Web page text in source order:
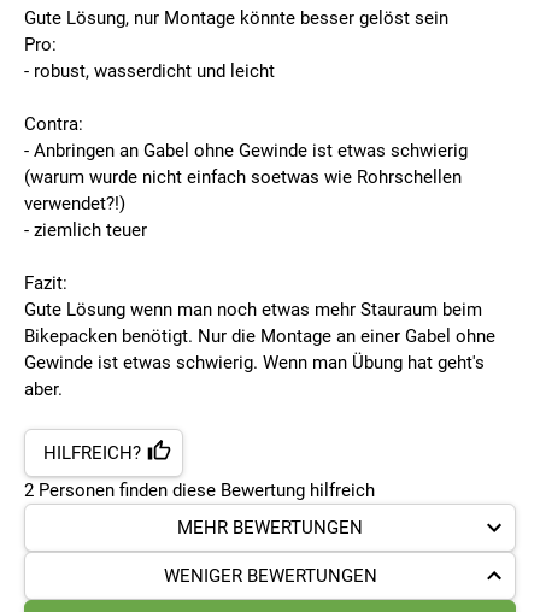
Gute Lösung, nur Montage könnte besser gelöst sein
Pro:
- robust, wasserdicht und leicht
Contra:
- Anbringen an Gabel ohne Gewinde ist etwas schwierig
(warum wurde nicht einfach soetwas wie Rohrschellen
verwendet?!)
- ziemlich teuer
Fazit:
Gute Lösung wenn man noch etwas mehr Stauraum beim
Bikepacken benötigt. Nur die Montage an einer Gabel ohne
Gewinde ist etwas schwierig. Wenn man Übung hat geht's
aber.
HILFREICH?
2 Personen finden diese Bewertung hilfreich
MEHR BEWERTUNGEN
WENIGER BEWERTUNGEN